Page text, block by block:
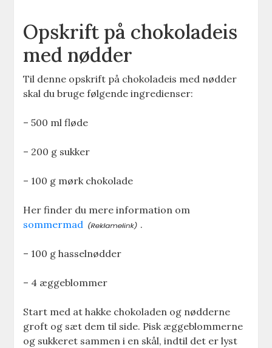
Opskrift på chokoladeis
med nødder
Til denne opskrift på chokoladeis med nødder
skal du bruge følgende ingredienser:
– 500 ml fløde
– 200 g sukker
– 100 g mørk chokolade
Her finder du mere information om
sommermad
.
– 100 g hasselnødder
– 4 æggeblommer
Start med at hakke chokoladen og nødderne
groft og sæt dem til side. Pisk æggeblommerne
og sukkeret sammen i en skål, indtil det er lyst